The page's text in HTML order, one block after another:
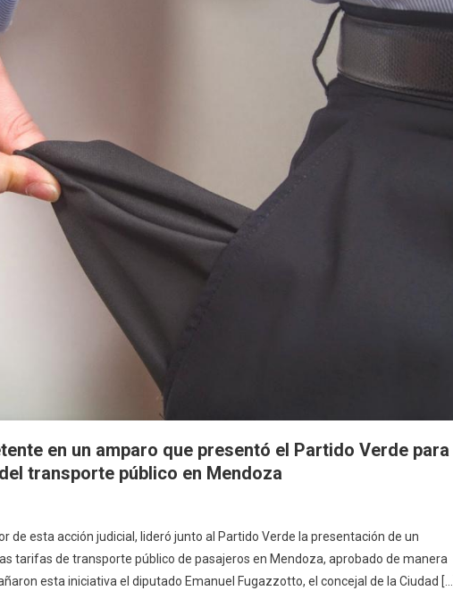
en un amparo que presentó el Partido Verde para
transporte público en Mendoza
de esta acción judicial, lideró junto al Partido Verde la presentación de un
tarifas de transporte público de pasajeros en Mendoza, aprobado de manera
esta iniciativa el diputado Emanuel Fugazzotto, el concejal de la Ciudad […]